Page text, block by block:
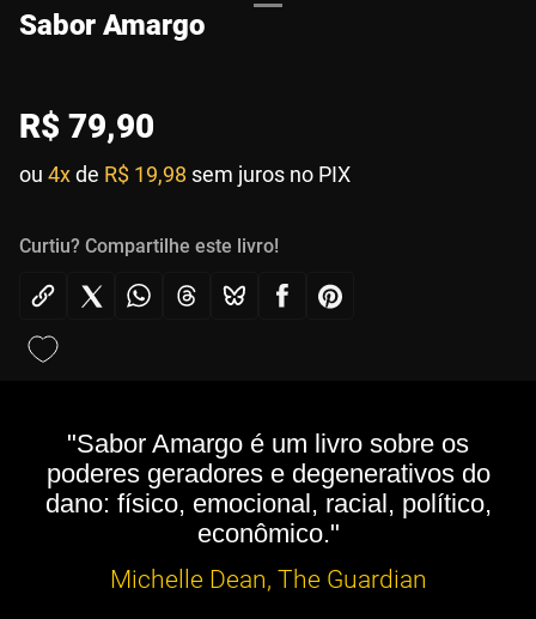
Sabor Amargo
R$ 79,90
ou 4xde R$ 19,98 sem juros no PIX
Curtiu? Compartilhe este livro!
"Sabor Amargo é um livro sobre os
poderes geradores e degenerativos do
dano: físico, emocional, racial, político,
econômico."
Michelle Dean, The Guardian